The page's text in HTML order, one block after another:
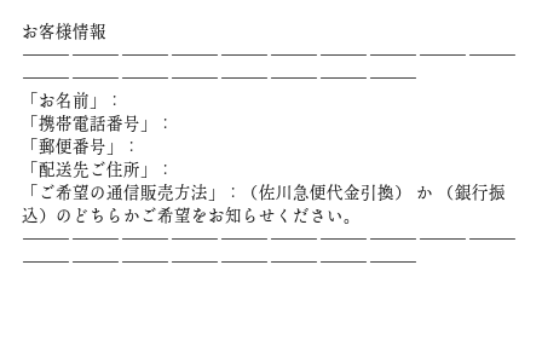
お客様情報
――――――――――――――――――――――――――――――
――――――――――――――――――――――――
「お名前」：
「携帯電話番号」：
「郵便番号」：
「配送先ご住所」：
「ご希望の通信販売方法」：（佐川急便代金引換） か （銀行振
込）のどちらかご希望をお知らせください。
――――――――――――――――――――――――――――――
――――――――――――――――――――――――